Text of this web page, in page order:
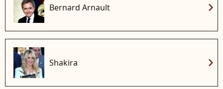
Bernard Arnault chevron_right
Shakira chevron_right